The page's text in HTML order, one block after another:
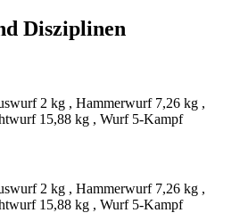
Disziplinen
2 kg , Hammerwurf 7,26 kg ,
15,88 kg , Wurf 5-Kampf
2 kg , Hammerwurf 7,26 kg ,
15,88 kg , Wurf 5-Kampf